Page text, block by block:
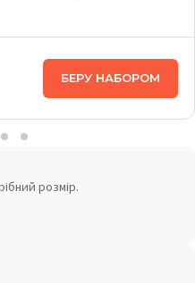
БЕРУ НАБОРОМ
розмір.